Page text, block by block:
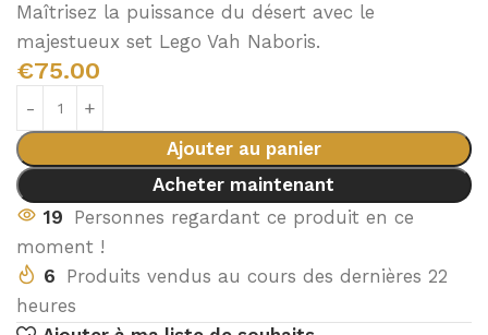
Maîtrisez la puissance du désert avec le
majestueux set Lego Vah Naboris.
€75.00
Ajouter au panier
Acheter maintenant
19 Personnes regardant ce produit en ce
moment !
6 Produits vendus au cours des dernières 22
heures